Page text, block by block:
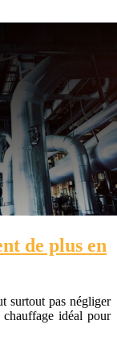
de plus en
surtout pas négliger
idéal pour